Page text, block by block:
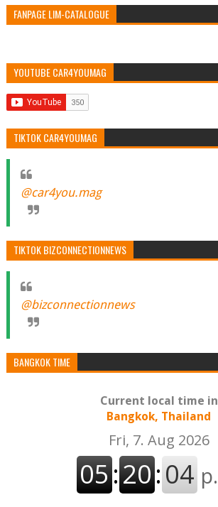
FANPAGE LIM-CATALOGUE
YOUTUBE CAR4YOUMAG
TIKTOK CAR4YOUMAG
@car4you.mag
TIKTOK BIZCONNECTIONNEWS
@bizconnectionnews
BANGKOK TIME
Current local time in
Bangkok, Thailand